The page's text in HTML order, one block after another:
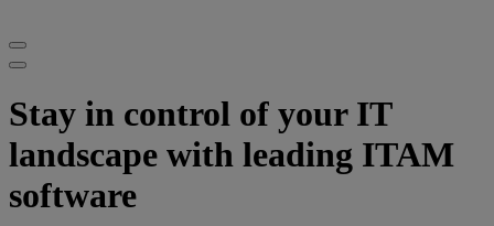
Stay in control of your IT
landscape with leading ITAM
software